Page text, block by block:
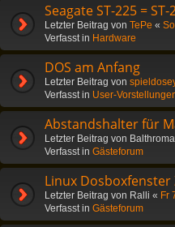
Seagate ST-225 = ST-
Letzter Beitrag von TePe «
Verfasst in Hardware
DOS am Anfang
Letzter Beitrag von
Verfasst in User-
Abstandshalter für
Letzter Beitrag von
Verfasst in Gästeforum
Linux
Letzter Beitrag von Ralli « Fr
Verfasst in Gästeforum